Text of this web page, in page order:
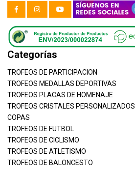
Categorías
TROFEOS DE PARTICIPACION
TROFEOS MEDALLAS DEPORTIVAS
TROFEOS PLACAS DE HOMENAJE
TROFEOS CRISTALES PERSONALIZADOS
COPAS
TROFEOS DE FUTBOL
TROFEOS DE CICLISMO
TROFEOS DE ATLETISMO
TROFEOS DE BALONCESTO